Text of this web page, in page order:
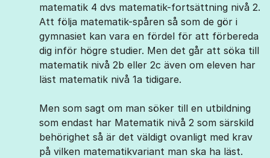
matematik 4 dvs matematik-fortsättning nivå 2.
Att följa matematik-spåren så som de gör i
gymnasiet kan vara en fördel för att förbereda
dig inför högre studier. Men det går att söka till
matematik nivå 2b eller 2c även om eleven har
läst matematik nivå 1a tidigare.
Men som sagt om man söker till en utbildning
som endast har Matematik nivå 2 som särskild
behörighet så är det väldigt ovanligt med krav
på vilken matematikvariant man ska ha läst.